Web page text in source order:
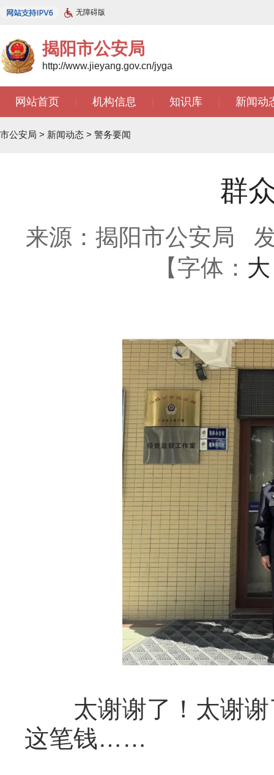
无障碍版
揭阳市公安局
http://www.jieyang.gov.cn/jyga
网站首页 机构信息 知识库 新闻动
市公安局 > 新闻动态 > 警务要闻
群
来源：揭阳市公安局
【字体： 大
太谢谢了！太谢谢
这笔钱……